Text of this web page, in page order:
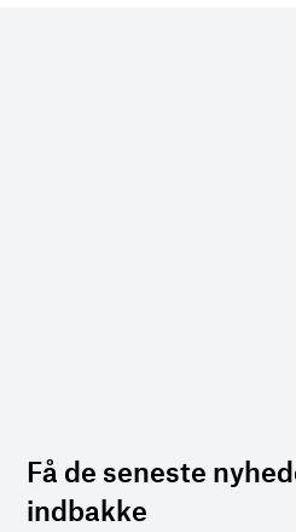
Få de seneste
indbakke